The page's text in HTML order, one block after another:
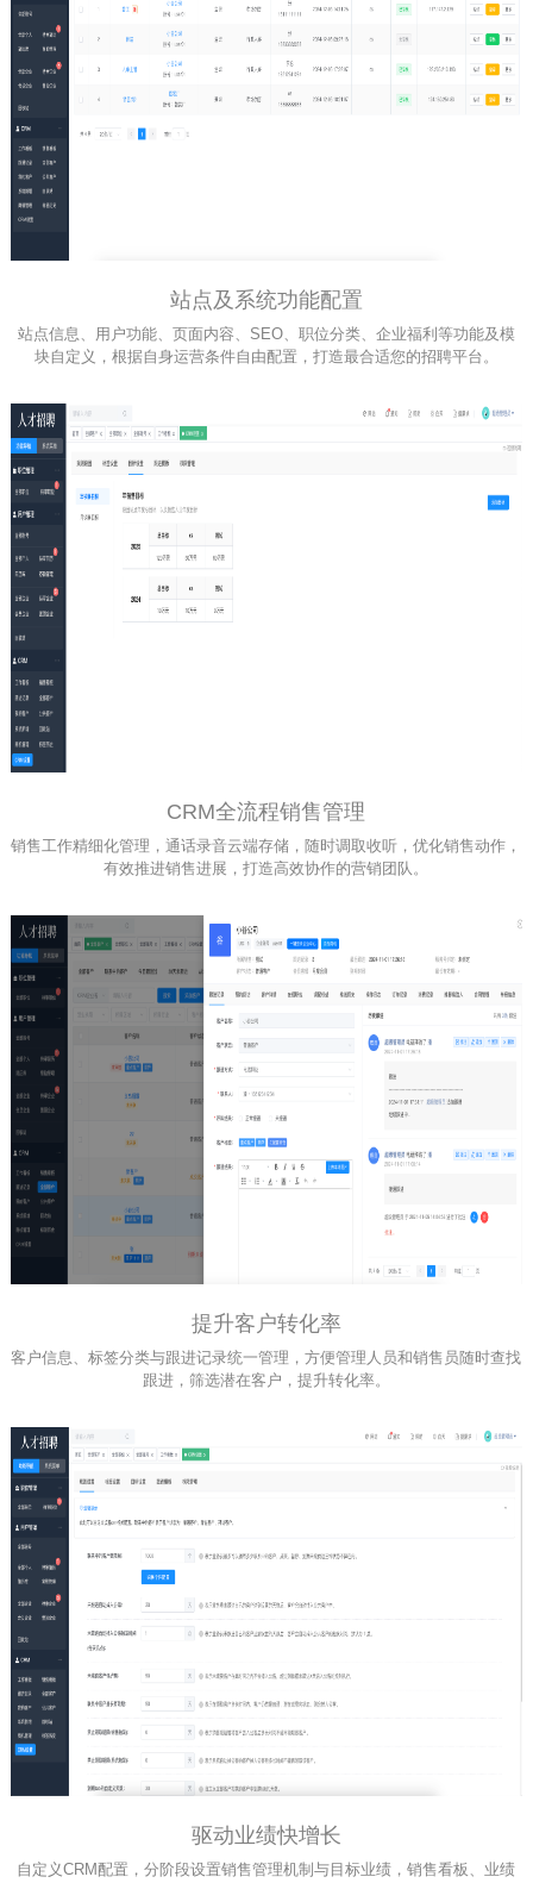
站点及系统功能配置
站点信息、用户功能、页面内容、SEO、职位分类、企业福利等功能及模
块自定义，根据自身运营条件自由配置，打造最合适您的招聘平台。
CRM全流程销售管理
销售工作精细化管理，通话录音云端存储，随时调取收听，优化销售动作，
有效推进销售进展，打造高效协作的营销团队。
提升客户转化率
客户信息、标签分类与跟进记录统一管理，方便管理人员和销售员随时查找
跟进，筛选潜在客户，提升转化率。
驱动业绩快增长
自定义CRM配置，分阶段设置销售管理机制与目标业绩，销售看板、业绩